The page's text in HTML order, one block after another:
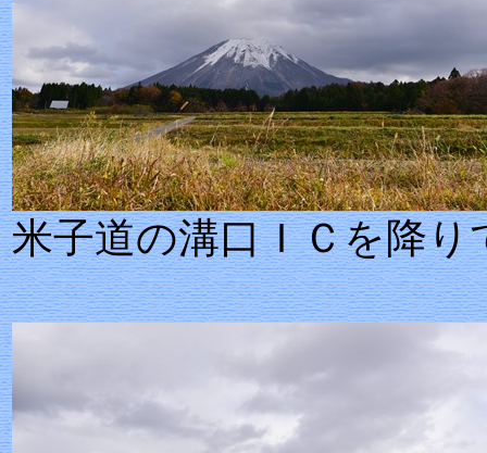
米子道の溝口ＩＣを降